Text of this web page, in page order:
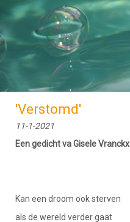
'Verstomd'
11-1-2021
Een gedicht va Gisele Vranckx
Kan een droom ook sterven
als de wereld verder gaat